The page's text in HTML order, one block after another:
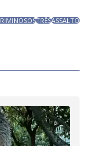
TRÊSASSALTO